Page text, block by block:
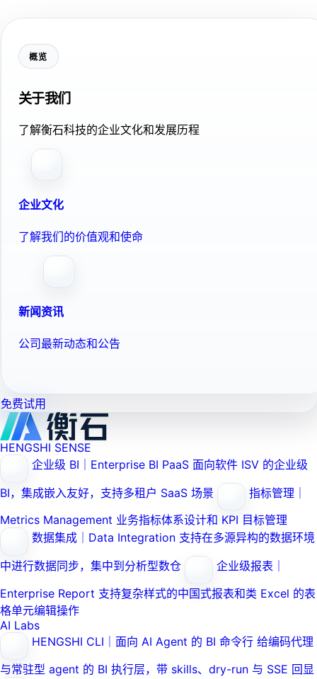
概览
关于我们
了解衡石科技的企业文化和发展历程
企业文化
了解我们的价值观和使命
新闻资讯
公司最新动态和公告
免费试用
HENGSHI SENSE
企业级 BI｜Enterprise BI PaaS 面向软件 ISV 的企业级
BI，集成嵌入友好，支持多租户 SaaS 场景
指标管理｜
Metrics Management 业务指标体系设计和 KPI 目标管理
数据集成｜Data Integration 支持在多源异构的数据环境
中进行数据同步，集中到分析型数仓
企业级报表｜
Enterprise Report 支持复杂样式的中国式报表和类 Excel 的表
格单元编辑操作
AI Labs
HENGSHI CLI｜面向 AI Agent 的 BI 命令行 给编码代理
与常驻型 agent 的 BI 执行层，带 skills、dry-run 与 SSE 回显